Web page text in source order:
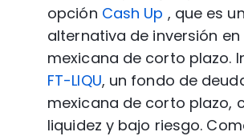
opción Cash Up , que es
alternativa de inversión
FT-LIQU, un fondo de
mexicana de corto plazo,
liquidez y bajo riesgo.